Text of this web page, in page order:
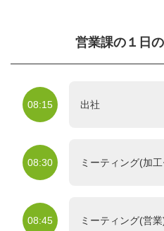
営業課の１日
08:15 出社
08:30 ミーティング(加
08:45 ミーティング(営業